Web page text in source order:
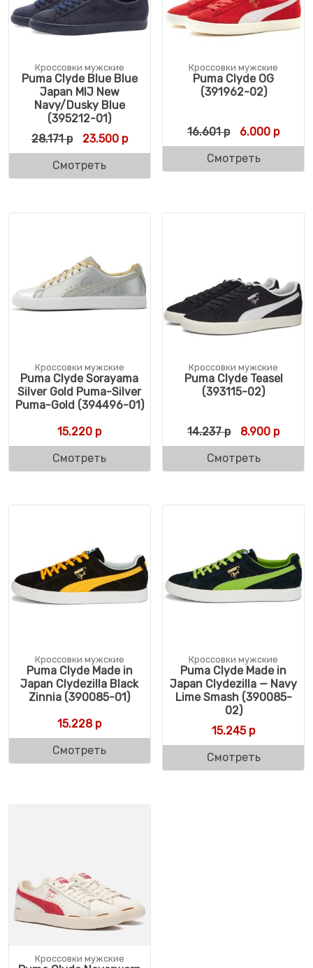
Кроссовки мужские
Puma Clyde Blue Blue
Japan MIJ New
Navy/Dusky Blue
(395212-01)
28.171р Первоначальная цена составляла 28.171
23.500рТекущая цена: 23.500 р.
Смотреть
Кроссовки мужские
Puma Clyde OG
(391962-02)
16.601р 6.000 р
Смотреть
Кроссовки мужские
Puma Clyde Sorayama
Silver Gold Puma-Silver
Puma-Gold (394496-01)
15.220 р
Смотреть
Кроссовки мужские
Puma Clyde Teasel
(393115-02)
14.237р 8.900 р
Смотреть
Кроссовки мужские
Puma Clyde Made in
Japan Clydezilla Black
Zinnia (390085-01)
15.228р
Смотреть
Кроссовки мужские
Puma Clyde Made in
Japan Clydezilla — Navy
Lime Smash (390085-
02)
15.245р
Смотреть
Кроссовки мужские